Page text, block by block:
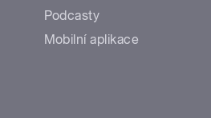
Podcasty
Mobilní aplikace